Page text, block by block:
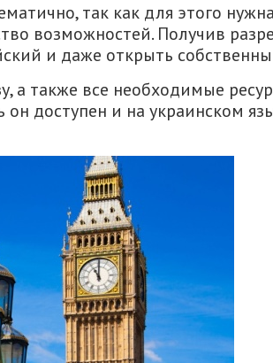
так как для этого
возможностей. Получив
и даже открыть
также все необходимые
доступен и на украинском